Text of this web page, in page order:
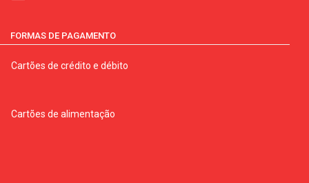
FORMAS DE PAGAMENTO
Cartões de crédito e débito
Cartões de alimentação